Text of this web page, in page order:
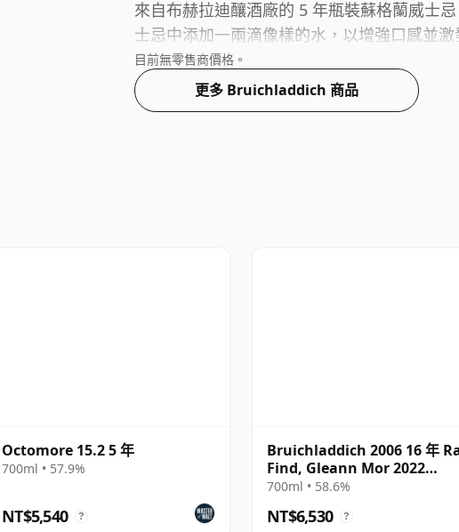
來自布赫拉迪釀酒廠的 5 年瓶裝蘇格蘭威士
士忌中添加一兩滴像樣的水，以增強口感並激
目前無零售商價格。
更多 Bruichladdich 商品
Octomore 15.2 5 年
700ml • 57.9%
NT$5,540 ?
Bruichladdich 2006 16 年
Find, Gleann Mor 2022
Bottling - Single Cask 1373
700ml • 58.6%
NT$6,530 ?